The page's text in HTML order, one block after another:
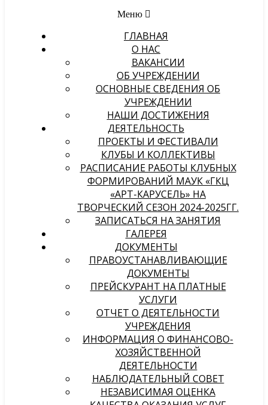
Меню
ГЛАВНАЯ
О НАС
ВАКАНСИИ
ОБ УЧРЕЖДЕНИИ
ОСНОВНЫЕ СВЕДЕНИЯ ОБ
УЧРЕЖДЕНИИ
НАШИ ДОСТИЖЕНИЯ
ДЕЯТЕЛЬНОСТЬ
ПРОЕКТЫ И ФЕСТИВАЛИ
КЛУБЫ И КОЛЛЕКТИВЫ
РАСПИСАНИЕ РАБОТЫ КЛУБНЫХ
ФОРМИРОВАНИЙ МАУК «ГКЦ
«АРТ-КАРУСЕЛЬ» НА
ТВОРЧЕСКИЙ СЕЗОН 2024-2025ГГ.
ЗАПИСАТЬСЯ НА ЗАНЯТИЯ
ГАЛЕРЕЯ
ДОКУМЕНТЫ
ПРАВОУСТАНАВЛИВАЮЩИЕ
ДОКУМЕНТЫ
ПРЕЙСКУРАНТ НА ПЛАТНЫЕ
УСЛУГИ
ОТЧЕТ О ДЕЯТЕЛЬНОСТИ
УЧРЕЖДЕНИЯ
ИНФОРМАЦИЯ О ФИНАНСОВО-
ХОЗЯЙСТВЕННОЙ
ДЕЯТЕЛЬНОСТИ
НАБЛЮДАТЕЛЬНЫЙ СОВЕТ
НЕЗАВИСИМАЯ ОЦЕНКА